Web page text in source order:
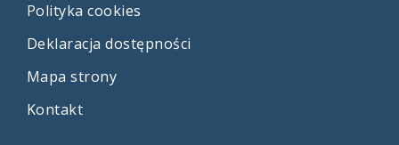
Polityka cookies
Deklaracja dostępności
Mapa strony
Kontakt